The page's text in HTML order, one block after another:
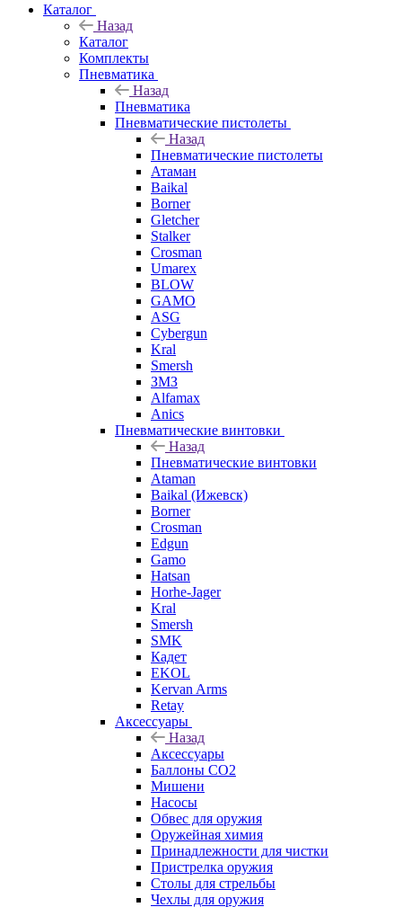
Каталог
Назад
Каталог
Комплекты
Пневматика
Назад
Пневматика
Пневматические пистолеты
Назад
Пневматические пистолеты
Атаман
Baikal
Borner
Gletcher
Stalker
Crosman
Umarex
BLOW
GAMO
ASG
Cybergun
Kral
Smersh
ЗМЗ
Alfamax
Anics
Пневматические винтовки
Назад
Пневматические винтовки
Ataman
Baikal (Ижевск)
Borner
Crosman
Edgun
Gamo
Hatsan
Horhe-Jager
Kral
Smersh
SMK
Кадет
EKOL
Kervan Arms
Retay
Аксессуары
Назад
Аксессуары
Баллоны СО2
Мишени
Насосы
Обвес для оружия
Оружейная химия
Принадлежности для чистки
Пристрелка оружия
Столы для стрельбы
Чехлы для оружия